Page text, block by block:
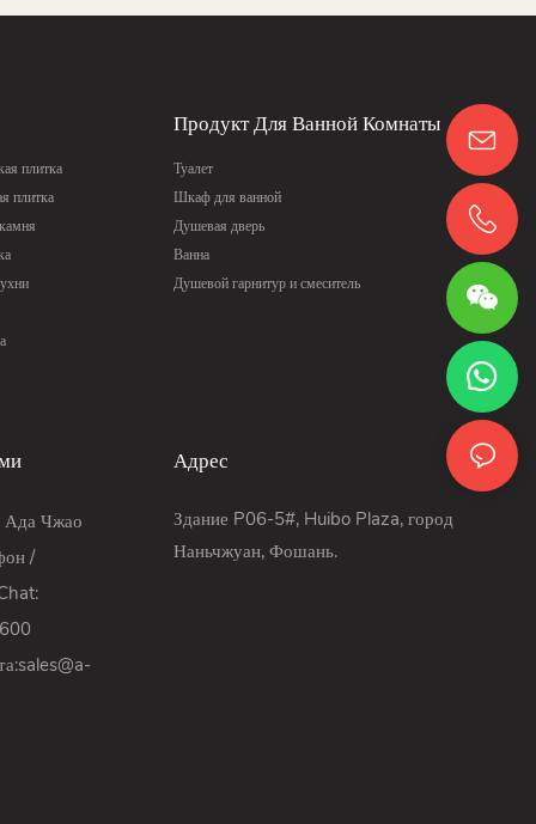
плитка
плитка
Продукт Для Ванной Комнаты
Туалет
Шкаф для ванной
Душевая дверь
Ванна
Душевой гарнитур и смеситель
Ада Чжао
/
sales@a-
Адрес
Здание P06-5#, Huibo Plaza, город
Наньчжуан, Фошань.